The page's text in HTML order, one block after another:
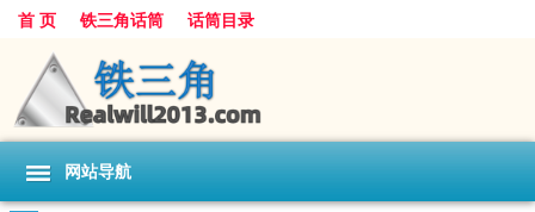
首 页 铁三角话筒 话筒目录
网站导航